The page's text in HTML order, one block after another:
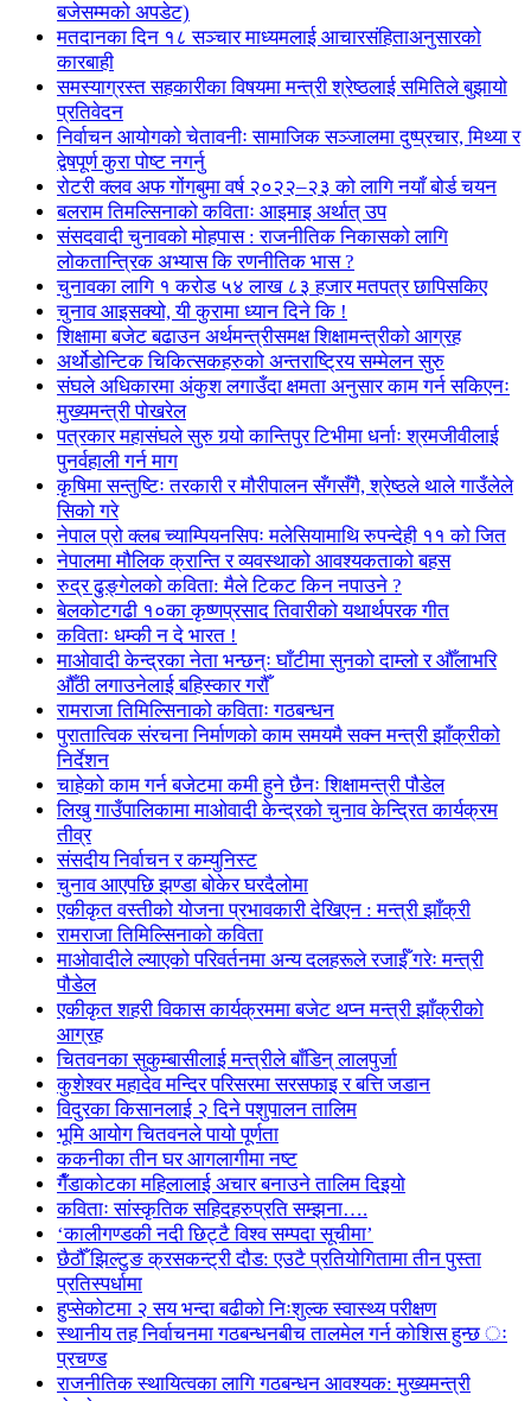
बजेसम्मको अपडेट)
मतदानका दिन १८ सञ्चार माध्यमलाई आचारसंहिताअनुसारको
कारबाही
समस्याग्रस्त सहकारीका विषयमा मन्त्री श्रेष्ठलाई समितिले बुझायो
प्रतिवेदन
निर्वाचन आयोगको चेतावनीः सामाजिक सञ्जालमा दुष्प्रचार, मिथ्या र
द्वेषपूर्ण कुरा पोष्ट नगर्नु
रोटरी क्लव अफ गोंगबुमा वर्ष २०२२–२३ को लागि नयाँ बोर्ड चयन
बलराम तिमल्सिनाको कविताः आइमाइ अर्थात् उप
संसदवादी चुनावको मोहपास : राजनीतिक निकासको लागि
लोकतान्त्रिक अभ्यास कि रणनीतिक भास ?
चुनावका लागि १ करोड ५४ लाख ८३ हजार मतपत्र छापिसकिए
चुनाव आइसक्यो, यी कुरामा ध्यान दिने कि !
शिक्षामा बजेट बढाउन अर्थमन्त्रीसमक्ष शिक्षामन्त्रीको आग्रह
अर्थोडोन्टिक चिकित्सकहरुको अन्तराष्ट्रिय सम्मेलन सुरु
संघले अधिकारमा अंकुश लगाउँदा क्षमता अनुसार काम गर्न सकिएनः
मुख्यमन्त्री पोखरेल
पत्रकार महासंघले सुरु गर्‍यो कान्तिपुर टिभीमा धर्नाः श्रमजीवीलाई
पुनर्वहाली गर्न माग
कृषिमा सन्तुष्टिः तरकारी र मौरीपालन सँगसँगै, श्रेष्ठले थाले गाउँलेले
सिको गरे
नेपाल प्रो क्लब च्याम्पियनसिपः मलेसियामाथि रुपन्देही ११ को जित
नेपालमा मौलिक क्रान्ति र व्यवस्थाको आवश्यकताको बहस
रुद्र ढुङ्गेलको कविता: मैले टिकट किन नपाउने ?
बेलकोटगढी १०का कृष्णप्रसाद तिवारीको यथार्थपरक गीत
कविताः धम्की न दे भारत !
माओवादी केन्द्रका नेता भन्छन्ः घाँटीमा सुनको दाम्लो र औँलाभरि
औँठी लगाउनेलाई बहिस्कार गरौँ
रामराजा तिमिल्सिनाको कविताः गठबन्धन
पुरातात्विक संरचना निर्माणको काम समयमै सक्न मन्त्री झाँक्रीको
निर्देशन
चाहेको काम गर्न बजेटमा कमी हुने छैनः शिक्षामन्त्री पौडेल
लिखु गाउँपालिकामा माओवादी केन्द्रको चुनाव केन्द्रित कार्यक्रम
तीव्र
संसदीय निर्वाचन र कम्युनिस्ट
चुनाव आएपछि झण्डा बोकेर घरदैलोमा
एकीकृत वस्तीको योजना प्रभावकारी देखिएन : मन्त्री झाँक्री
रामराजा तिमिल्सिनाको कविता
माओवादीले ल्याएको परिवर्तनमा अन्य दलहरूले रजाईँ गरेः मन्त्री
पौडेल
एकीकृत शहरी विकास कार्यक्रममा बजेट थप्न मन्त्री झाँक्रीको
आग्रह
चितवनका सुकुम्बासीलाई मन्त्रीले बाँडिन् लालपुर्जा
कुशेश्वर महादेव मन्दिर परिसरमा सरसफाइ र बत्ति जडान
विदुरका किसानलाई २ दिने पशुपालन तालिम
भूमि आयोग चितवनले पायो पूर्णता
ककनीका तीन घर आगलागीमा नष्ट
गैँडाकोटका महिलालाई अचार बनाउने तालिम दिइयो
कविताः सांस्कृतिक सहिदहरुप्रति सम्झना….
‘कालीगण्डकी नदी छिट्टै विश्व सम्पदा सूचीमा’
छैठौँ झिल्टुङ क्रसकन्ट्री दौड: एउटै प्रतियोगितामा तीन पुस्ता
प्रतिस्पर्धामा
हुप्सेकोटमा २ सय भन्दा बढीको निःशुल्क स्वास्थ्य परीक्षण
स्थानीय तह निर्वाचनमा गठबन्धनबीच तालमेल गर्न कोशिस हुन्छ ः
प्रचण्ड
राजनीतिक स्थायित्वका लागि गठबन्धन आवश्यक: मुख्यमन्त्री